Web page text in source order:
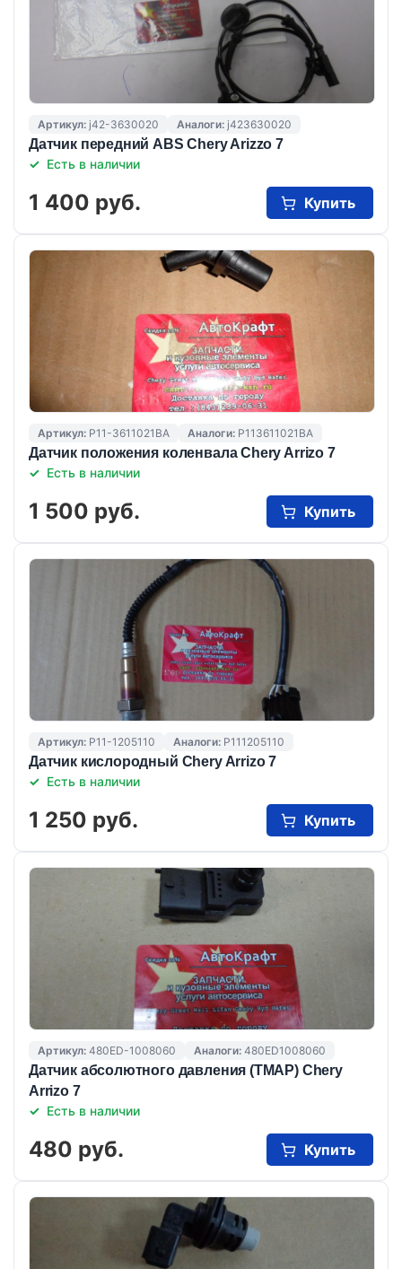
Артикул: j42-3630020 Аналоги: j423630020
Датчик передний ABS Chery Arizzo 7
Есть в наличии
1 400 руб. Купить
Артикул: P11-3611021BA Аналоги: P113611021BA
Датчик положения коленвала Chery Arrizo 7
Есть в наличии
1 500 руб. Купить
Артикул: P11-1205110 Аналоги: P111205110
Датчик кислородный Chery Arrizo 7
Есть в наличии
1 250 руб. Купить
Артикул: 480ED-1008060 Аналоги: 480ED1008060
Датчик абсолютного давления (ТМАР) Chery
Arrizo 7
Есть в наличии
480 руб. Купить